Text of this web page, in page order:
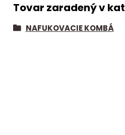
Tovar zaradený v
NAFUKOVACIE KOMBÁ